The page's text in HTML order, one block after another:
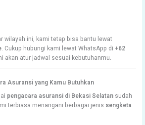
wilayah ini, kami tetap bisa bantu lewat
. Cukup hubungi kami lewat WhatsApp di+62
akan atur jadwal sesuai kebutuhanmu.
Asuransi yang Kamu Butuhkan
pengacara asuransi di Bekasi Selatan sudah
terbiasa menangani berbagai jenis sengketa